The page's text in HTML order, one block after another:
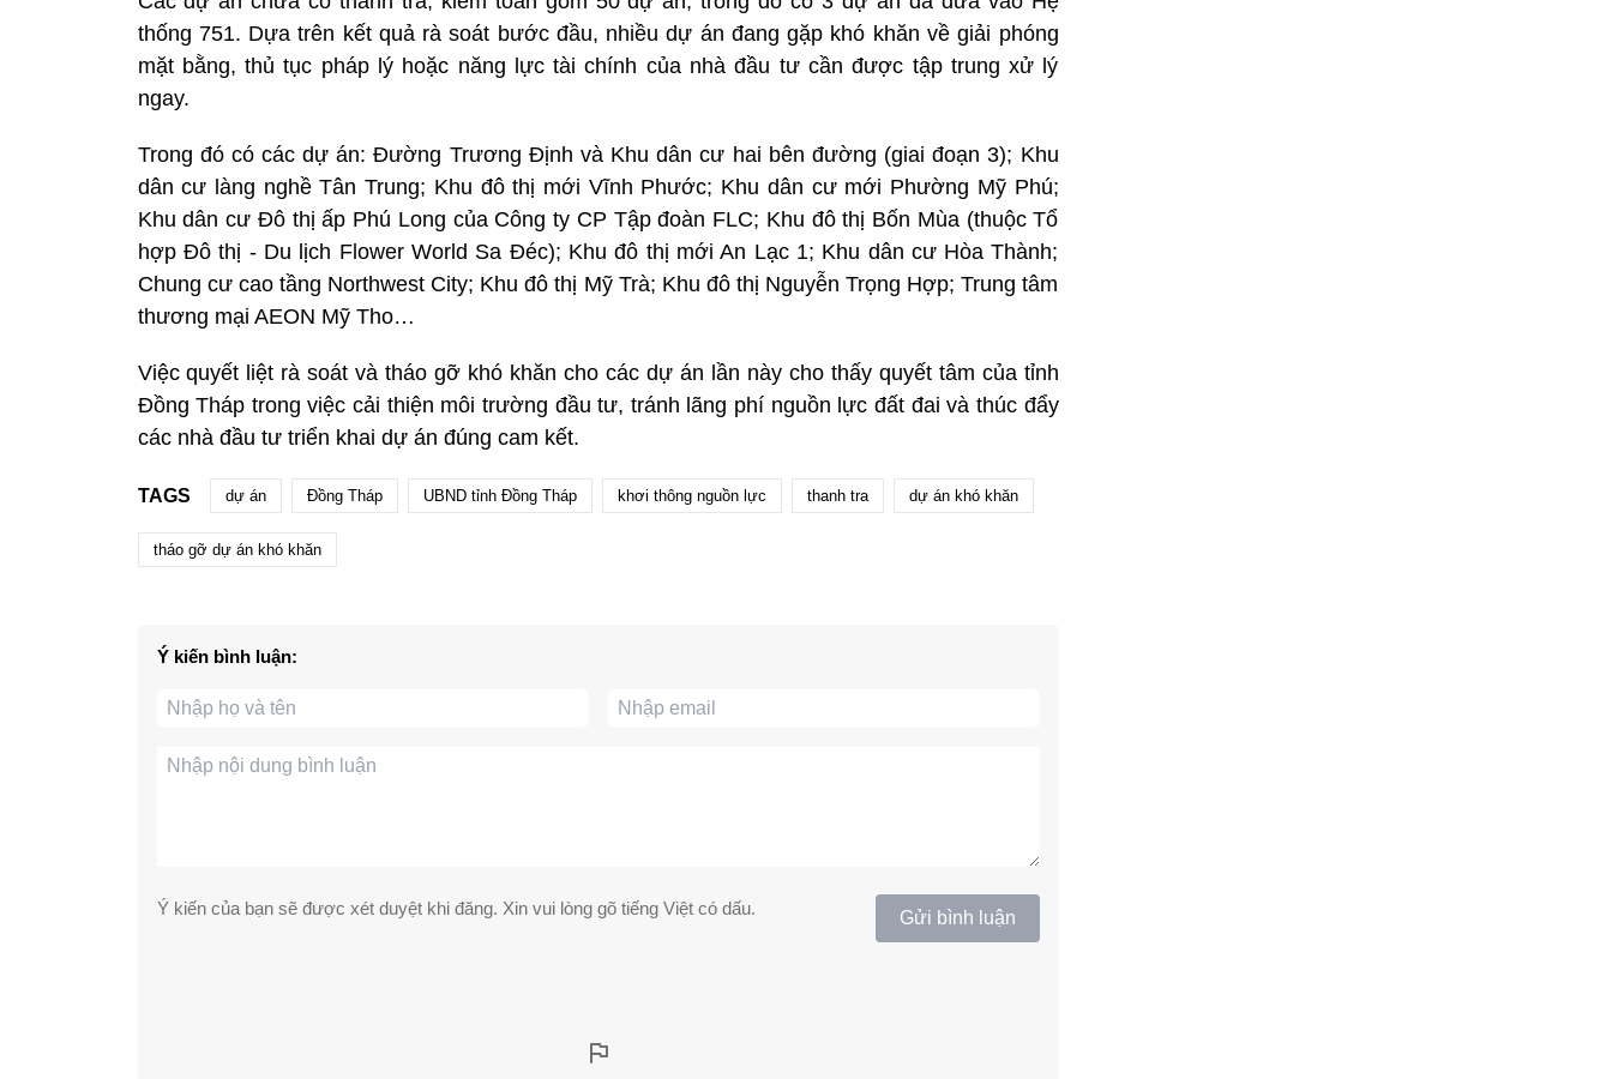
thống 751. Dựa trên kết quả rà soát bước đầu, nhiều dự án đang gặp khó khăn về giải phóng
mặt bằng, thủ tục pháp lý hoặc năng lực tài chính của nhà đầu tư cần được tập trung xử lý
ngay.
Trong đó có các dự án: Đường Trương Định và Khu dân cư hai bên đường (giai đoạn 3); Khu
dân cư làng nghề Tân Trung; Khu đô thị mới Vĩnh Phước; Khu dân cư mới Phường Mỹ Phú;
Khu dân cư Đô thị ấp Phú Long của Công ty CP Tập đoàn FLC; Khu đô thị Bốn Mùa (thuộc Tổ
hợp Đô thị - Du lịch Flower World Sa Đéc); Khu đô thị mới An Lạc 1; Khu dân cư Hòa Thành;
Chung cư cao tầng Northwest City; Khu đô thị Mỹ Trà; Khu đô thị Nguyễn Trọng Hợp; Trung tâm
thương mại AEON Mỹ Tho…
Việc quyết liệt rà soát và tháo gỡ khó khăn cho các dự án lần này cho thấy quyết tâm của tỉnh
Đồng Tháp trong việc cải thiện môi trường đầu tư, tránh lãng phí nguồn lực đất đai và thúc đẩy
các nhà đầu tư triển khai dự án đúng cam kết.
TAGS dự án Đồng Tháp UBND tỉnh Đồng Tháp khơi thông nguồn lực thanh tra dự án khó khăn
tháo gỡ dự án khó khăn
Ý kiến bình luận:
Ý kiến của bạn sẽ được xét duyệt khi đăng. Xin vui lòng gõ tiếng Việt có dấu. Gửi bình luận